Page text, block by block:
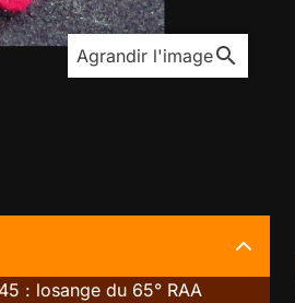
Agrandir l'imagesearch
: losange du 65° RAA